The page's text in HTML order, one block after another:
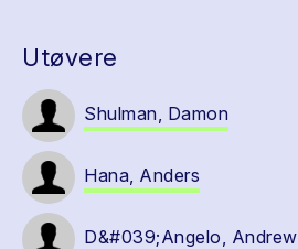
Utøvere
Shulman, Damon
Hana, Anders
D&#039;Angelo, Andrew